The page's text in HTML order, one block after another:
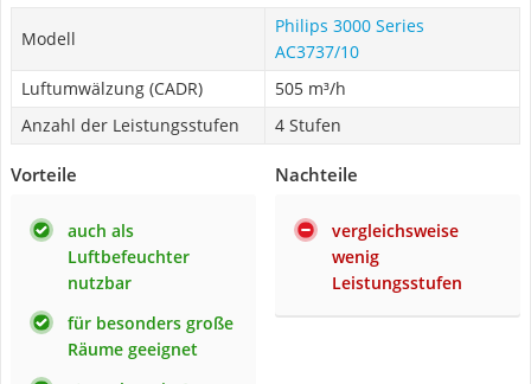
Modell
Philips 3000 Series
AC3737/10
Luftumwälzung (CADR)
505 m³/h
Anzahl der Leistungsstufen
4 Stufen
Vorteile
auch als
Luftbefeuchter
nutzbar
für besonders große
Räume geeignet
Nachteile
vergleichsweise
wenig
Leistungsstufen